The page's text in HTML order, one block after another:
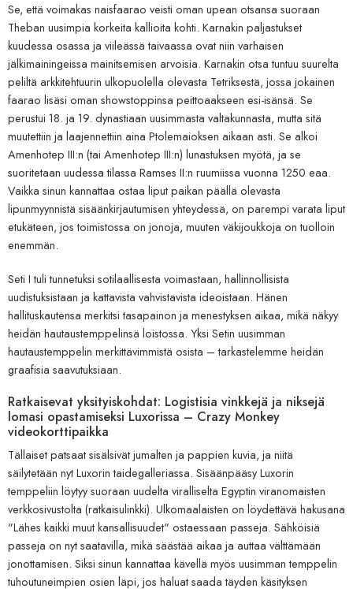
Se, että voimakas naisfaarao veisti oman upean otsansa suoraan
Theban uusimpia korkeita kallioita kohti. Karnakin paljastukset
kuudessa osassa ja viileässä taivaassa ovat niin varhaisen
jälkimainingeissa mainitsemisen arvoisia. Karnakin otsa tuntuu suurelta
peliltä arkkitehtuurin ulkopuolella olevasta Tetriksestä, jossa jokainen
faarao lisäsi oman showstoppinsa peittoaakseen esi-isänsä. Se
perustui 18. ja 19. dynastiaan uusimmasta valtakunnasta, mutta sitä
muutettiin ja laajennettiin aina Ptolemaioksen aikaan asti. Se alkoi
Amenhotep III:n (tai Amenhotep III:n) lunastuksen myötä, ja se
suoritetaan uudessa tilassa Ramses II:n ruumiissa vuonna 1250 eaa.
Vaikka sinun kannattaa ostaa liput paikan päällä olevasta
lipunmyynnistä sisäänkirjautumisen yhteydessä, on parempi varata liput
etukäteen, jos toimistossa on jonoja, muuten väkijoukkoja on tuolloin
enemmän.
Seti I tuli tunnetuksi sotilaallisesta voimastaan, hallinnollisista
uudistuksistaan ​​ja kattavista vahvistavista ideoistaan. Hänen
hallituskautensa merkitsi tasapainon ja menestyksen aikaa, mikä näkyy
heidän hautaustemppelinsä loistossa. Yksi Setin uusimman
hautaustemppelin merkittävimmistä osista – tarkastelemme heidän
graafisia saavutuksiaan.
Ratkaisevat yksityiskohdat: Logistisia vinkkejä ja niksejä
lomasi opastamiseksi Luxorissa – Crazy Monkey
videokorttipaikka
Tällaiset patsaat sisälsivät jumalten ja pappien kuvia, ja niitä
säilytetään nyt Luxorin taidegalleriassa. Sisäänpääsy Luxorin
temppeliin löytyy suoraan uudelta viralliselta Egyptin viranomaisten
verkkosivustolta (ratkaisulinkki). Ulkomaalaisten on löydettävä hakusana
"Lähes kaikki muut kansallisuudet" ostaessaan passeja. Sähköisiä
passeja on nyt saatavilla, mikä säästää aikaa ja auttaa välttämään
jonottamisen. Siksi sinun kannattaa kävellä myös uusimman temppelin
tuhoutuneimpien osien läpi, jos haluat saada täyden käsityksen